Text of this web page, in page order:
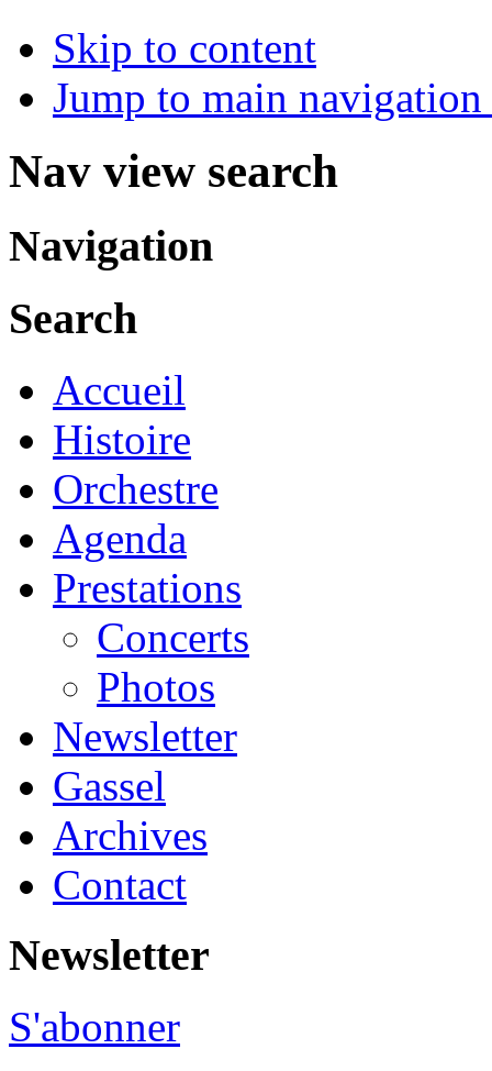
Skip to content
Jump to main
Nav view search
Navigation
Search
Accueil
Histoire
Orchestre
Agenda
Prestations
Concerts
Photos
Newsletter
Gassel
Archives
Contact
Newsletter
S'abonner